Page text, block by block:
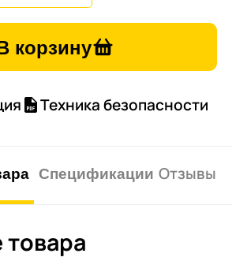
корзину
Техника безопасности
Спецификации Отзывы о